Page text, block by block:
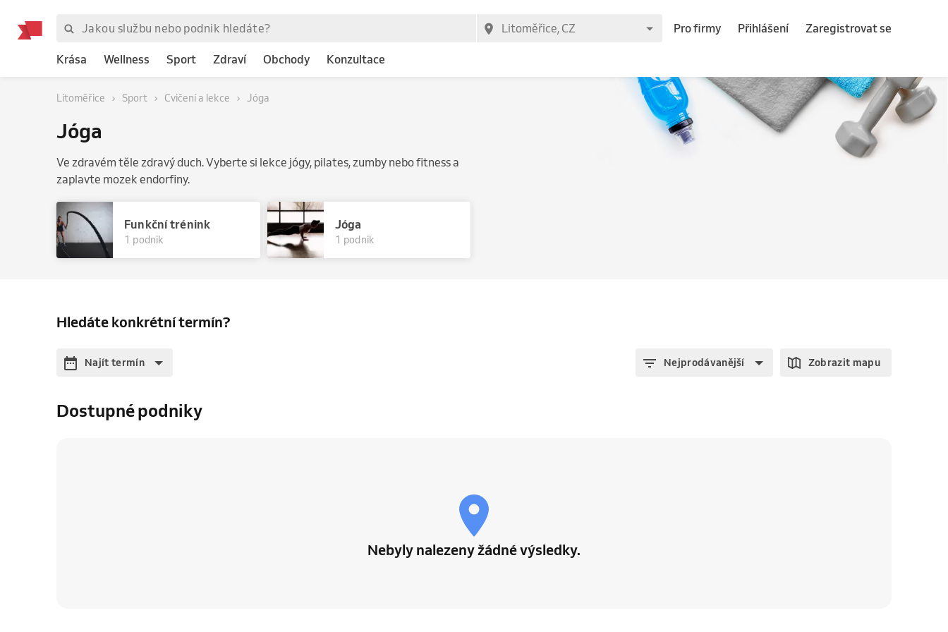
Pro firmy Přihlášení Zaregistrovat se
Krása Wellness Sport Zdraví Obchody Konzultace
Litoměřice Sport Cvičení a lekce Jóga
Jóga
Ve zdravém těle zdravý duch. Vyberte si lekce jógy, pilates, zumby nebo fitness a
zaplavte mozek endorfiny.
Funkční trénink
1 podnik
Jóga
1 podnik
Hledáte konkrétní termín?
Najít termín Nejprodávanější Zobrazit mapu
Dostupné podniky
Nebyly nalezeny žádné výsledky.